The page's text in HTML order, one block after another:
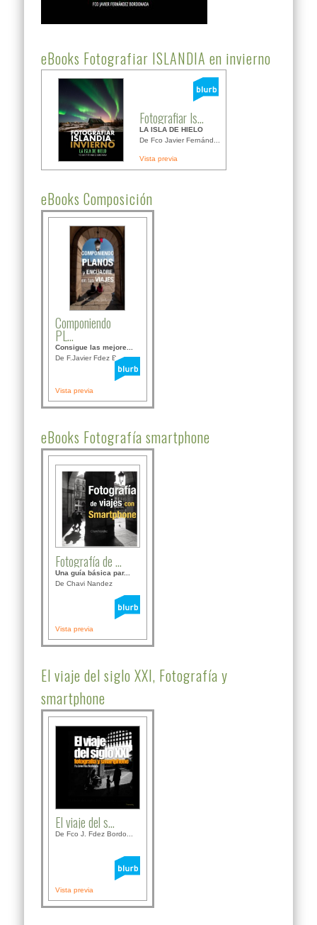
eBooks Fotografiar ISLANDIA en invierno
Fotografiar Is...
LA ISLA DE HIELO
De Fco Javier Fernánd...
Vista previa
eBooks Composición
Componiendo
PL...
Consigue las mejore...
De F.Javier Fdez Bor...
Vista previa
eBooks Fotografía smartphone
Fotografía de ...
Una guía básica par...
De Chavi Nandez
Vista previa
El viaje del siglo XXI, Fotografía y
smartphone
El viaje del s...
De Fco J. Fdez Bordo...
Vista previa